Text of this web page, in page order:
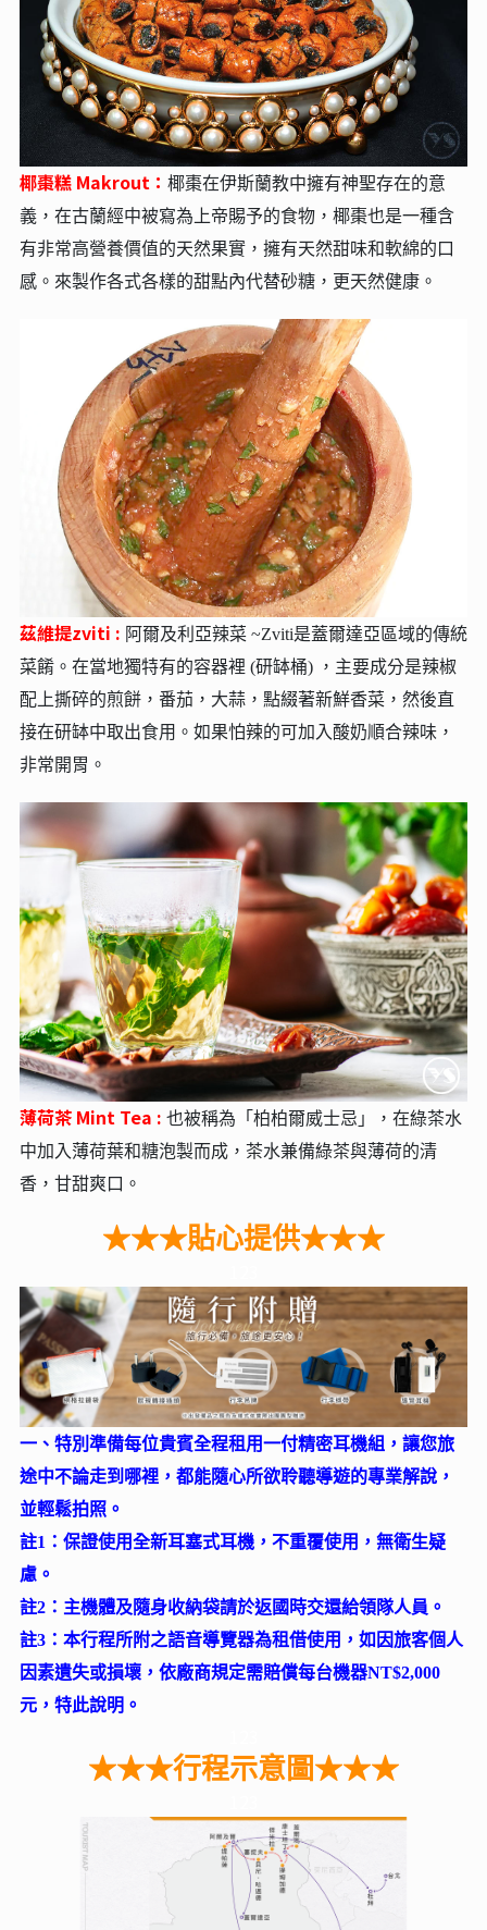
椰棗糕 Makrout： 椰棗在伊斯蘭教中擁有神聖存在的意
義，在古蘭經中被寫為上帝賜予的食物，椰棗也是一種含
有非常高營養價值的天然果實，擁有天然甜味和軟綿的口
感。來製作各式各樣的甜點內代替砂糖，更天然健康。
茲維提zviti : 阿爾及利亞辣菜 ~Zviti是蓋爾達亞區域的傳統
菜餚。在當地獨特有的容器裡 (研缽桶) ，主要成分是辣椒
配上撕碎的煎餅，番茄，大蒜，點綴著新鮮香菜，然後直
接在研缽中取出食用。如果怕辣的可加入酸奶順合辣味，
非常開胃。
薄荷茶 Mint Tea : 也被稱為「柏柏爾威士忌」，在綠茶水
中加入薄荷葉和糖泡製而成，茶水兼備綠茶與薄荷的清
香，甘甜爽口。
★★★貼心提供★★★
一、特別準備每位貴賓全程租用一付精密耳機組，讓您旅
途中不論走到哪裡，都能隨心所欲聆聽導遊的專業解說，
並輕鬆拍照。
註1：保證使用全新耳塞式耳機，不重覆使用，無衛生疑
慮。
註2：主機體及隨身收納袋請於返國時交還給領隊人員。
註3：本行程所附之語音導覽器為租借使用，如因旅客個人
因素遺失或損壞，依廠商規定需賠償每台機器NT$2,000
元，特此說明。
★★★行程示意圖★★★